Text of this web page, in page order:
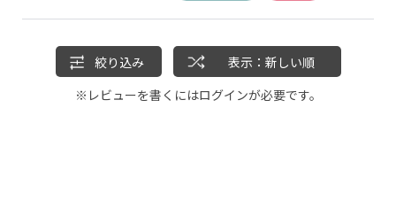
絞り込み
表示：新しい順
※レビューを書くにはログインが必要です。